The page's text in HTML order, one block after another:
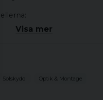
10x42
6x42
Visa mer
Solskydd Optik & Montage